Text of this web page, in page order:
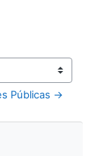
Públicas →